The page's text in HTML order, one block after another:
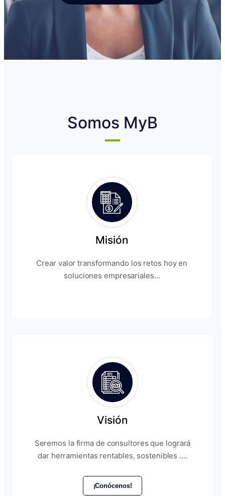
Somos MyB
Misión
Crear valor transformando los retos hoy en
soluciones empresariales...
Visión
Seremos la firma de consultores que logrará
dar herramientas rentables, sostenibles ....
¡Conócenos!